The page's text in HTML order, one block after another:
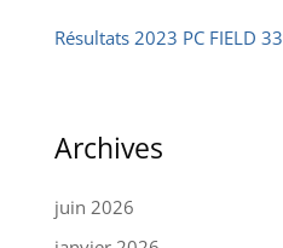
Résultats 2023 PC FIELD 33
Archives
juin 2026